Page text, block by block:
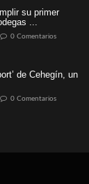
su primer
...
0 Comentarios
de Cehegín, un
0 Comentarios